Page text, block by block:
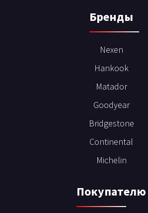
Бренды
Nexen
Hankook
Matador
Goodyear
Bridgestone
Continental
Michelin
Покупателю